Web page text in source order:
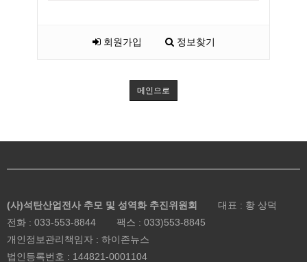
회원가입 정보찾기
메인으로
(사)석탄산업전사 추모 및 성역화 추진위원회
대표 : 황 상덕
전화 : 033-553-8844
팩스 : 033)553-8845
개인정보관리책임자 : 하이존뉴스
법인등록번호 : 144821-0001104